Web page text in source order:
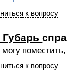
к вопросу
Губарь
могу
к вопросу